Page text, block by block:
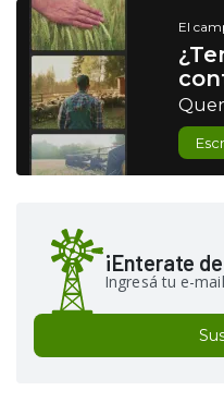
El
¡Enterate
Ingresá tu e-